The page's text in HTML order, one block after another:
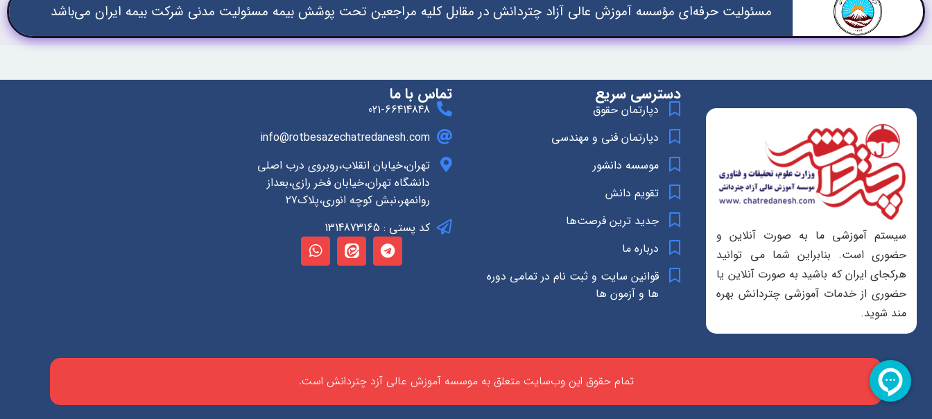
مسئولیت حرفه‌ای مؤسسه آموزش عالی آزاد چتردانش در مقابل کلیه مراجعین تحت پوشش بیمه مسئولیت مدنی شرکت بیمه ایران می‌باشد
سیستم آموزشی ما به صورت آنلاین و
حضوری است. بنابراین شما می توانید
هرکجای ایران که باشید به صورت آنلاین یا
حضوری از خدمات آموزشی چتردانش بهره
مند شوید.
دسترسی سریع
دپارتمان حقوق
دپارتمان فنی و مهندسی
موسسه دانشور
تقویم دانش
جدید ترین فرصت‌ها
درباره ما
قوانین سایت و ثبت نام در تمامی دوره
ها و آزمون ها
تماس با ما
021-66414848
info@rotbesazechatredanesh.com
تهران،خیابان انقلاب،روبروی درب اصلی
دانشگاه تهران،خیابان فخر رازی،بعداز
روانمهر،نبش کوچه انوری،پلاک۲۷
کد پستی : 1314873165
تمام حقوق این وب‌سایت متعلق به موسسه آموزش عالی آزد چتردانش است.